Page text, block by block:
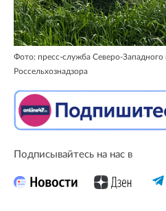
Фото: пресс-служба Северо-
Россельхознадзора
Подписывайтесь на нас в